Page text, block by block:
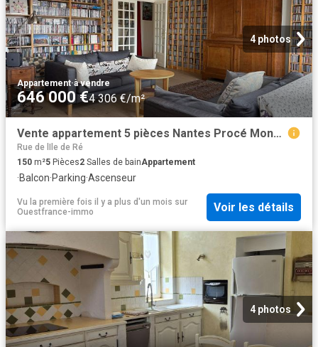
4 photos
Appartement·à vendre
646 000 €4 306 €/m²
Vente appartement 5 pièces Nantes Procé Monselet 44
Rue de lIle de Ré
150 m²5 Pièces2 Salles de bainAppartement
·Balcon·Parking·Ascenseur
Vu la première fois il y a plus d'un mois sur
Ouestfrance-immo
Voir les détails
4 photos